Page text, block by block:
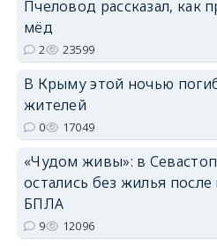
Пчеловод рассказал, как
мёд
2 23599
В Крыму этой ночью
жителей
0 17049
«Чудом живы»: в
остались без жилья после
БПЛА
9 12096